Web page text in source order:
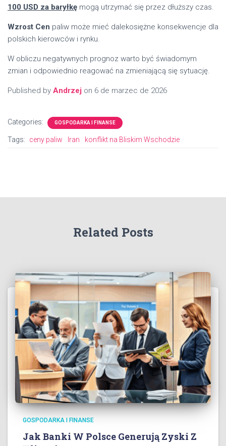
100 USD za baryłkę mogą utrzymać się przez dłuższy czas.
Wzrost Cen paliw może mieć dalekosiężne konsekwencje dla
polskich kierowców i rynku.
W obliczu negatywnych prognoz warto być świadomym
zmian i odpowiednio reagować na zmieniającą się sytuację.
Published by Andrzej on 6 de marzec de 2026
Categories: GOSPODARKA I FINANSE
Tags: ceny paliw Iran konflikt na Bliskim Wschodzie
Related Posts
GOSPODARKA I FINANSE
Jak Banki W Polsce Generują Zyski Z